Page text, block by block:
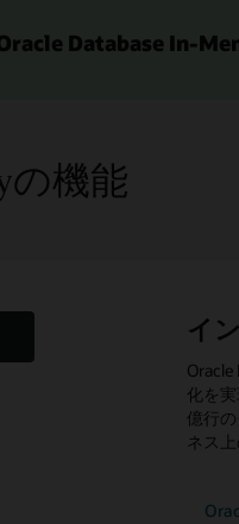
Database In-
の機能
イ
化を
億行
ネス
デ
ルを
行で
ス
可能
り透
高
アク
ます
とも
配置
イ
ノー
的に
互
ん。
自
イン
ます。
複
外部
析ク